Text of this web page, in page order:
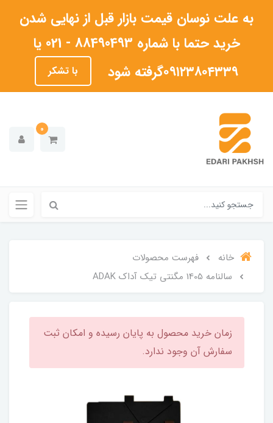
به علت نوسان قیمت بازار قبل از نهایی شدن
خرید حتما با شماره 88490493 - 021 یا
۰۹۱۲۳۸۰۴۳۳۹گرفته شود
با تشکر
0
خانه
فهرست محصولات
سالنامه 1405 مگنتی تیک آداک ADAK
زمان خرید محصول به پایان رسیده و امکان ثبت
سفارش آن وجود ندارد.